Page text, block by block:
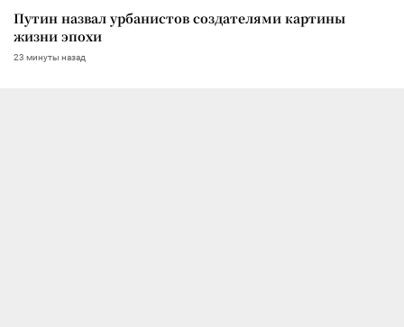
Путин назвал урбанистов создателями картины
жизни эпохи
23 минуты назад